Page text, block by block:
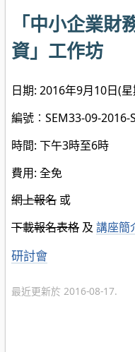
「中小企業
資」工作坊
日期: 2016年9月10日(
編號︰SEM33-09-2016-
時間: 下午3時至6時
費用: 全免
網上報名 或
下載報名表格 及 講座簡
分
研討會
最近更新於 2016-08-17.